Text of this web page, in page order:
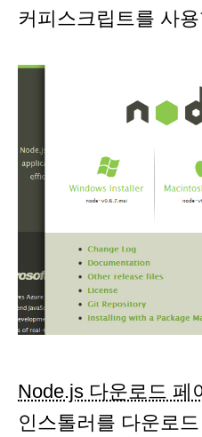
커피스크립트를 사
Node.js 다운로드 페
인스톨러를 다운로